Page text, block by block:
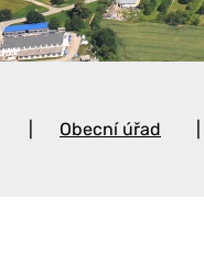
Obecní úřad